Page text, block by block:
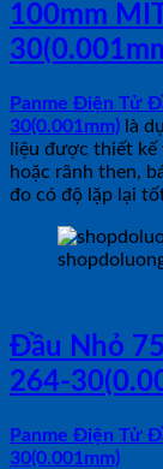
100mm
Panme Điện Tử
30(0.001mm) là
liệu được thiết kế
hoặc rãnh then,
đo có độ lặp lại
Đầu Nhỏ
264-
Panme Điện Tử
30(0.001mm)